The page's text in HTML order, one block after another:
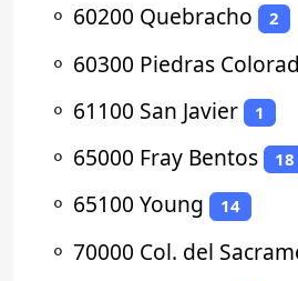
⚬ 60200 Quebracho 2
⚬ 60300 Piedras
⚬ 61100 San Javier 1
⚬ 65000 Fray Bentos 18
⚬ 65100 Young 14
⚬ 70000 Col. del